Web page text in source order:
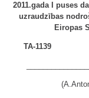
2011.gada I puses
uzraudzības
Eiropas
TA-1139